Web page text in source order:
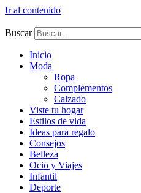
Ir al contenido
Buscar
Inicio
Moda
Ropa
Complementos
Calzado
Viste tu hogar
Estilos de vida
Ideas para regalo
Consejos
Belleza
Ocio y Viajes
Infantil
Deporte